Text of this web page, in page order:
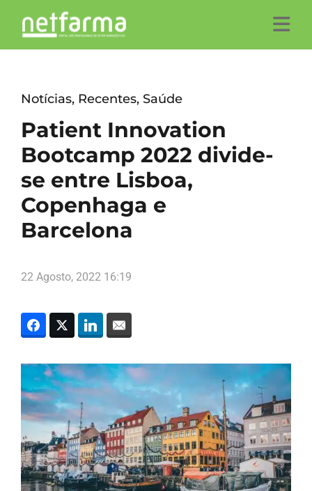
Notícias, Recentes, Saúde
Patient Innovation
Bootcamp 2022 divide-
se entre Lisboa,
Copenhaga e
Barcelona
22 Agosto, 2022 16:19